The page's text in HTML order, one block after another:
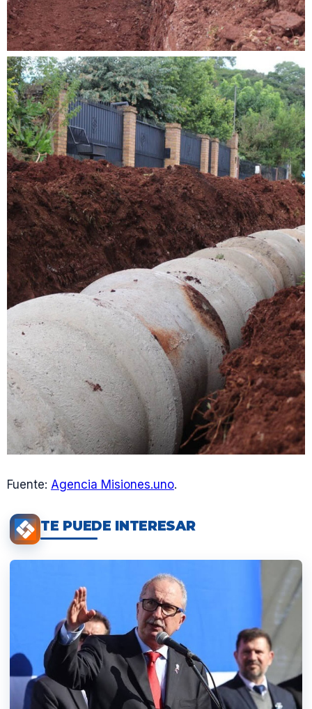
Fuente: Agencia Misiones.uno.
TE PUEDE INTERESAR